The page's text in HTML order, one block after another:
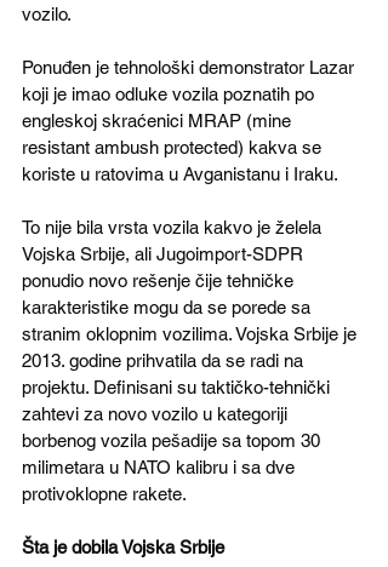
vozilo.
Ponuđen je tehnološki demonstrator Lazar
koji je imao odluke vozila poznatih po
engleskoj skraćenici MRAP (mine
resistant ambush protected) kakva se
koriste u ratovima u Avganistanu i Iraku.
To nije bila vrsta vozila kakvo je želela
Vojska Srbije, ali Jugoimport-SDPR
ponudio novo rešenje čije tehničke
karakteristike mogu da se porede sa
stranim oklopnim vozilima. Vojska Srbije je
2013. godine prihvatila da se radi na
projektu. Definisani su taktičko-tehnički
zahtevi za novo vozilo u kategoriji
borbenog vozila pešadije sa topom 30
milimetara u NATO kalibru i sa dve
protivoklopne rakete.
Šta je dobila Vojska Srbije